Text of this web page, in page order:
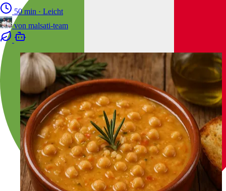
50 min · Leicht
von malsati-team